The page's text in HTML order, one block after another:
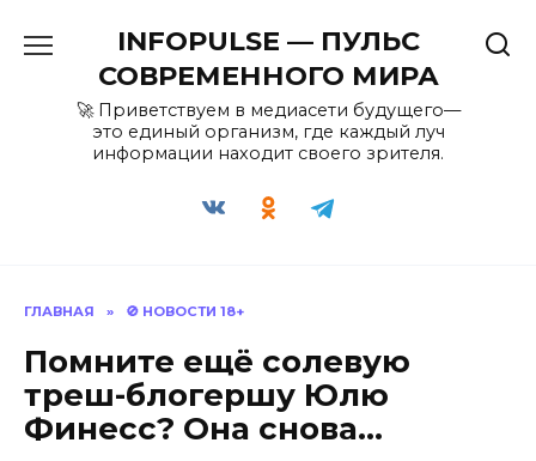
содержанию
INFOPULSE — ПУЛЬС
СОВРЕМЕННОГО МИРА
🚀 Приветствуем в медиасети будущего—
это единый организм, где каждый луч
информации находит своего зрителя.
ГЛАВНАЯ » 🚫 НОВОСТИ 18+
Помните ещё солевую
треш-блогершу Юлю
Финесс? Она снова…